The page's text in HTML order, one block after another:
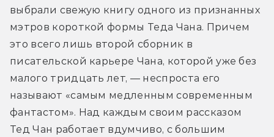
выбрали свежую книгу одного из признанных
мэтров короткой формы Теда Чана. Причем
это всего лишь второй сборник в
писательской карьере Чана, которой уже без
малого тридцать лет, — неспроста его
называют «самым медленным современным
фантастом». Над каждым своим рассказом
Тед Чан работает вдумчиво, с большим